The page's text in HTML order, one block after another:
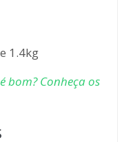
1.4kg
bom? Conheça os